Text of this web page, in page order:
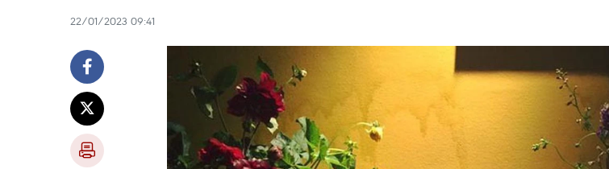
22/01/2023 09:41